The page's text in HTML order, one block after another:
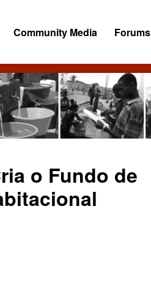
Community Media Forums
o Fundo de